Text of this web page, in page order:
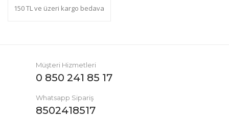
150 TL ve üzeri kargo bedava
Müşteri Hizmetleri
0 850 241 85 17
Whatsapp Sipariş
8502418517